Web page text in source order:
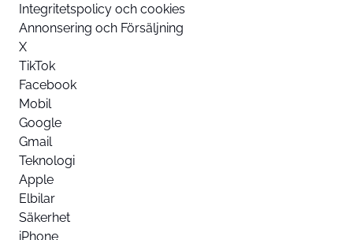
Integritetspolicy och cookies
Annonsering och Försäljning
X
TikTok
Facebook
Mobil
Google
Gmail
Teknologi
Apple
Elbilar
Säkerhet
iPhone